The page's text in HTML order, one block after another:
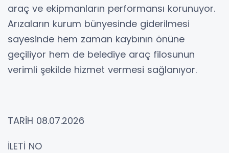
araç ve ekipmanların performansı korunuyor.
Arızaların kurum bünyesinde giderilmesi
sayesinde hem zaman kaybının önüne
geçiliyor hem de belediye araç filosunun
verimli şekilde hizmet vermesi sağlanıyor.
TARİH 08.07.2026
İLETİ NO